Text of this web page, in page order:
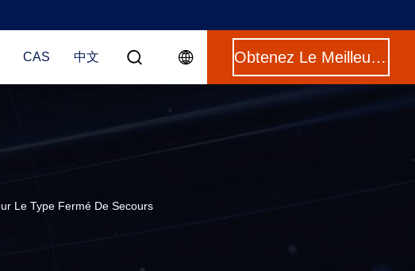
CAS 中文 Obtenez Le Meilleur Prix
Le Type Fermé De Secours